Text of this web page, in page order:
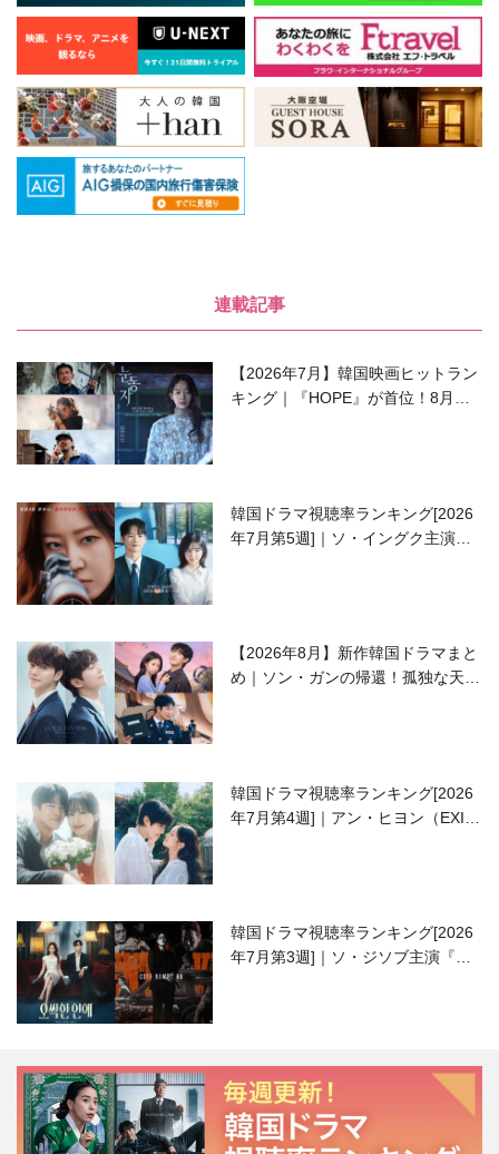
連載記事
【2026年7月】韓国映画ヒットラン
キング｜『HOPE』が首位！8月公
韓国ドラマ視聴率ランキング[2026
年7月第5週]｜ソ・イングク主演の
【2026年8月】新作韓国ドラマまと
め｜ソン・ガンの帰還！孤独な天才
韓国ドラマ視聴率ランキング[2026
年7月第4週]｜アン・ヒヨン（EXID
韓国ドラマ視聴率ランキング[2026
年7月第3週]｜ソ・ジソブ主演『エ